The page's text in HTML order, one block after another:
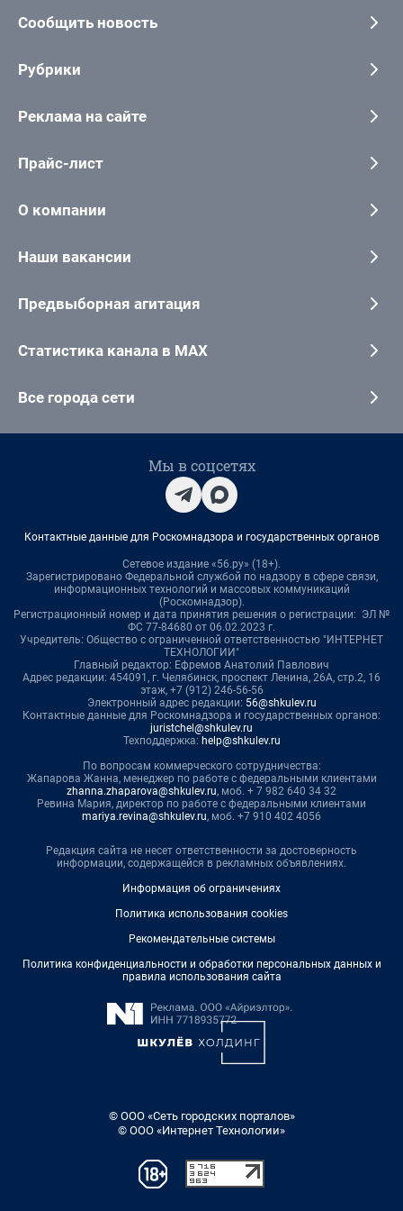
Сообщить новость
Рубрики
Реклама на сайте
Прайс-лист
О компании
Наши вакансии
Предвыборная агитация
Статистика канала в MAX
Все города сети
Мы в соцсетях
Контактные данные для Роскомнадзора и государственных органов
Сетевое издание «56.ру» (18+).
Зарегистрировано Федеральной службой по надзору в сфере связи,
информационных технологий и массовых коммуникаций
(Роскомнадзор).
Регистрационный номер и дата принятия решения о регистрации: ЭЛ №
ФС 77-84680 от 06.02.2023 г.
Учредитель: Общество с ограниченной ответственностью "ИНТЕРНЕТ
ТЕХНОЛОГИИ"
Главный редактор: Ефремов Анатолий Павлович
Адрес редакции: 454091, г. Челябинск, проспект Ленина, 26А, стр.2, 16
этаж, +7 (912) 246-56-56
Электронный адрес редакции: 56@shkulev.ru
Контактные данные для Роскомнадзора и государственных органов:
juristchel@shkulev.ru
Техподдержка: help@shkulev.ru
По вопросам коммерческого сотрудничества:
Жапарова Жанна, менеджер по работе с федеральными клиентами
zhanna.zhaparova@shkulev.ru, моб. + 7 982 640 34 32
Ревина Мария, директор по работе с федеральными клиентами
mariya.revina@shkulev.ru, моб. +7 910 402 4056
Редакция сайта не несет ответственности за достоверность
информации, содержащейся в рекламных объявлениях.
Информация об ограничениях
Политика использования cookies
Рекомендательные системы
Политика конфиденциальности и обработки персональных данных и
правила использования сайта
© ООО «Сеть городских порталов»
© ООО «Интернет Технологии»